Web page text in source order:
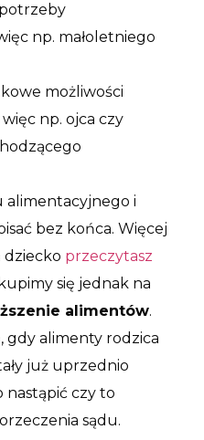
np. małoletniego
możliwości
np. ojca czy
alimentacyjnego i
bez końca. Więcej
przeczytasz
się jednak na
alimentów.
gdy alimenty rodzica
już uprzednio
nastąpić czy to
sądu.